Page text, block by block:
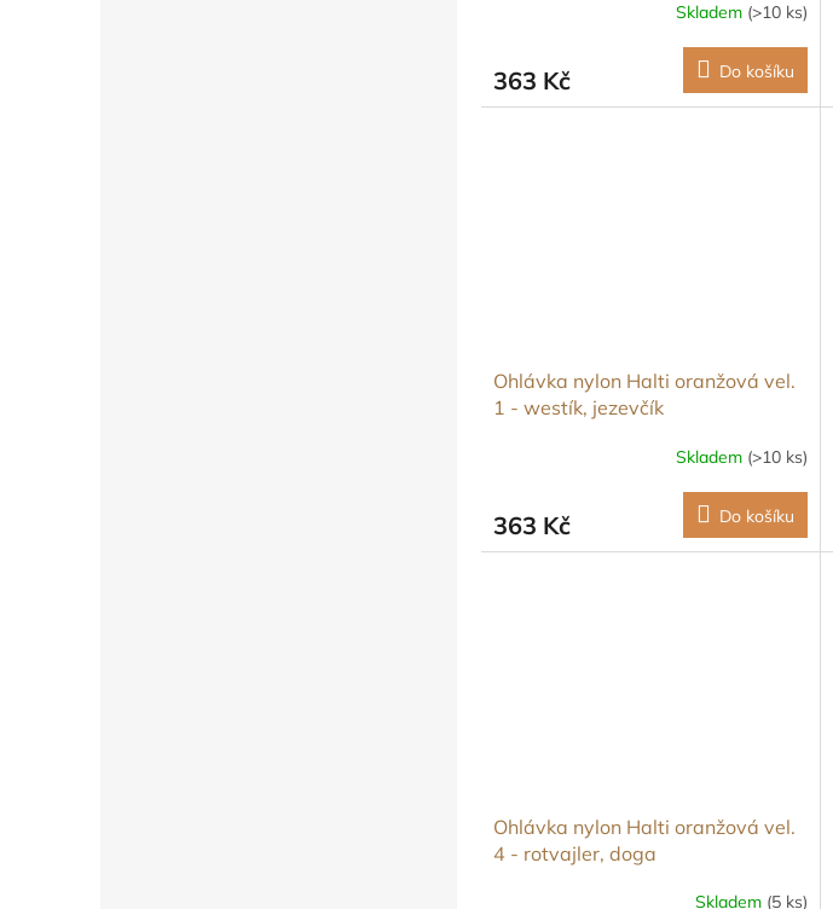
Skladem (>10 ks)
363 Kč Do košíku
Ohlávka nylon Halti oranžová vel.
1 - westík, jezevčík
Skladem (>10 ks)
363 Kč Do košíku
Ohlávka nylon Halti oranžová vel.
4 - rotvajler, doga
Skladem (5 ks)